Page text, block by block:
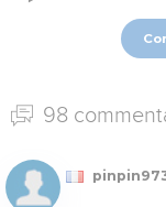
98